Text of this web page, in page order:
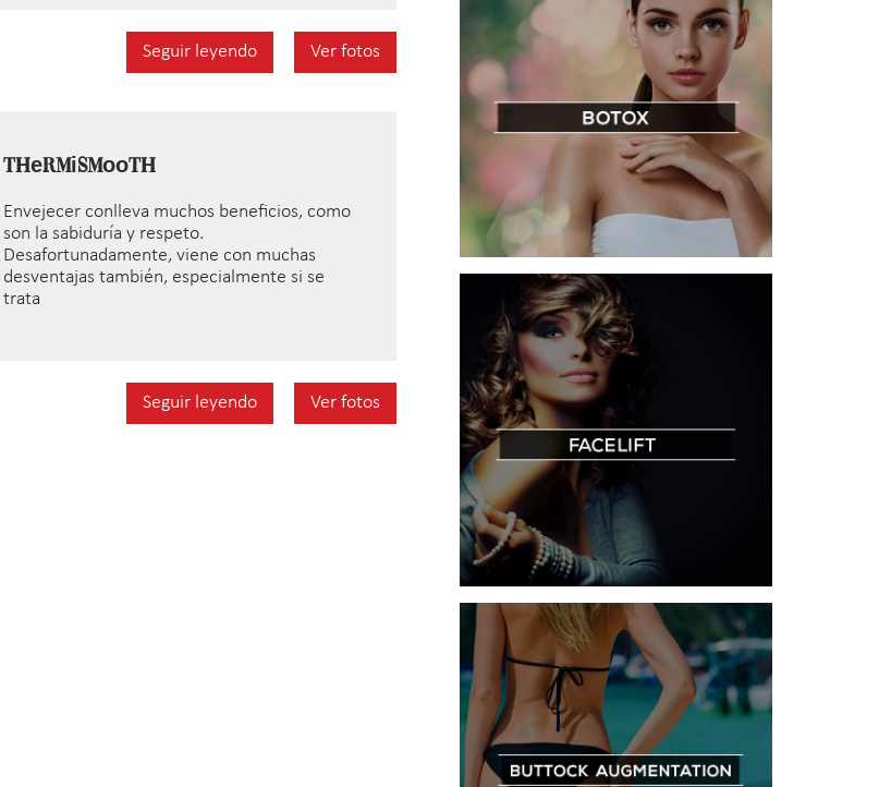
Seguir leyendo Ver fotos
ThеrmіSmооth
Envejecer conlleva muchos beneficios, como
son la sabiduría y respeto.
Desafortunadamente, viene con muchas
desventajas también, especialmente si se
trata
Seguir leyendo Ver fotos